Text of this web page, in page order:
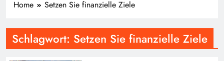
Home Setzen Sie finanzielle Ziele
Schlagwort: Setzen Sie finanzielle Ziele